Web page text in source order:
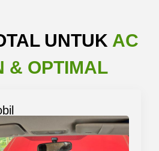
UNTUK AC
& OPTIMAL